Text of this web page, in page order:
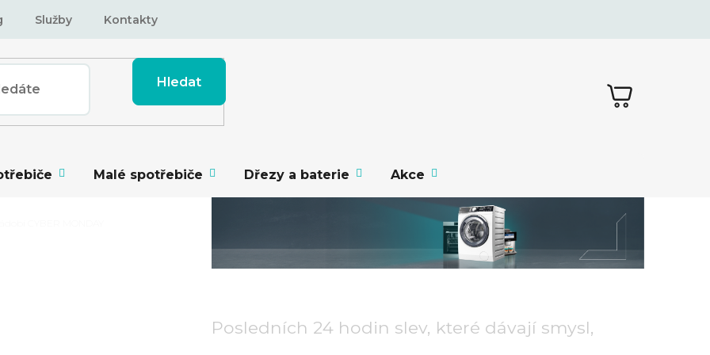
Služby Kontakty
Hledat
NÁKUPNÍ
KOŠÍK
Malé spotřebiče Dřezy a baterie Akce
Posledních 24 hodin slev, které dávají smysl,